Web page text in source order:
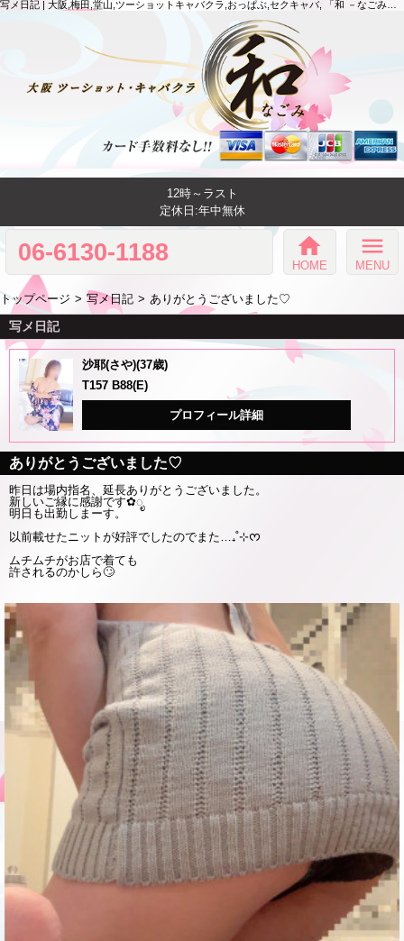
12時～ラスト
定休日:年中無休
06-6130-1188 home
HOME
menu
MENU
トップページ 写メ日記 ありがとうございました♡
写メ日記
沙耶(さや)(37歳)
T157 B88(E)
プロフィール詳細
ありがとうございました♡
昨日は場内指名、延長ありがとうございました。
新しいご縁に感謝です✿ೃ
明日も出勤しまーす。
以前載せたニットが好評でしたのでまた… ₊˚⊹ᰔ
ムチムチがお店で着ても
許されるのかしら🙄